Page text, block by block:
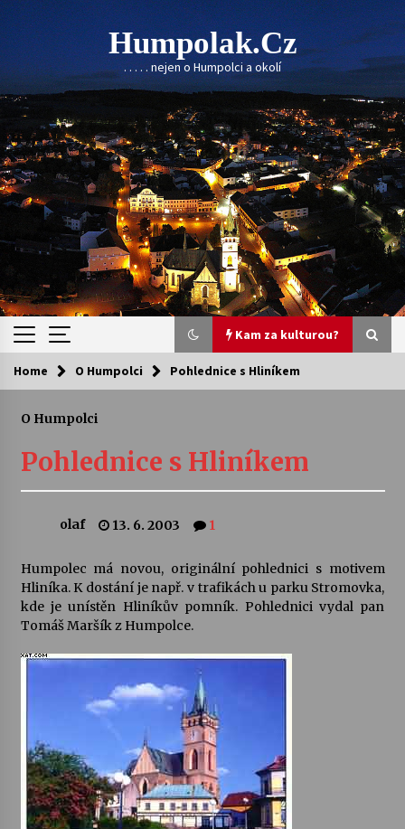
Skip
to
content
Humpolak.cz
. . . . . nejen o Humpolci a okolí
Kam za kulturou?
Kam za kulturou?
Sukuba Ensemble
4. 8. 2026
Vernisáž výstavy Josefíny Duškové: Stávám se
kapkou
Veselí muzikanti
30. 7. 2026
Pozvánka na integrační festival Quijotova
šedesátka: 28. 7.–1. 8. 2026
28. 7. 2026
Letní koncerty ve Stromovce: Kolchoz a
Jenakaši
28. 7. 2026
Home O Humpolci Pohlednice s Hliníkem
O Humpolci
Pohlednice s Hliníkem
olaf 13. 6. 2003 1
Humpolec má novou, originální pohlednici s motivem
Hliníka. K dostání je např. v trafikách u parku Stromovka,
kde je unístěn Hliníkův pomník. Pohlednici vydal pan
Tomáš Maršík z Humpolce.